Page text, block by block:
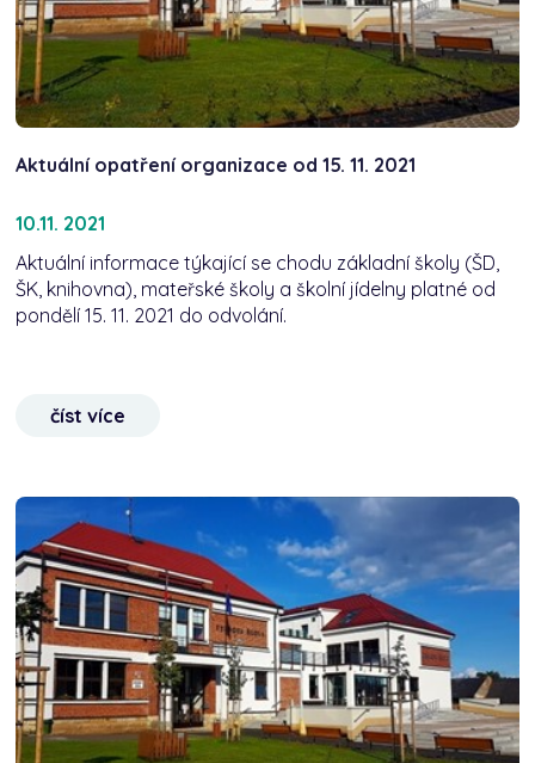
Aktuální opatření organizace od 15. 11. 2021
10.11. 2021
Aktuální informace týkající se chodu základní školy (ŠD,
ŠK, knihovna), mateřské školy a školní jídelny platné od
pondělí 15. 11. 2021 do odvolání.
číst více